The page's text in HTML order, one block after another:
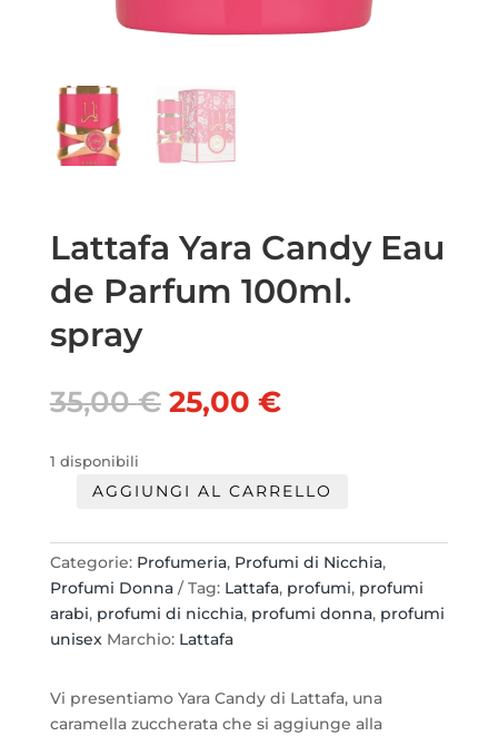
Lattafa Yara Candy Eau
de Parfum 100ml.
spray
35,00€ Il
prezzo
era:
35,00 €.
25,00 €Il
è:
25,00 €.
1 disponibili
Lattafa
Candy
Eau
de
Parfum
quantità
AGGIUNGI AL CARRELLO
Categorie: Profumeria, Profumi di Nicchia,
Profumi Donna
Tag: Lattafa, profumi, profumi
arabi, profumi di nicchia, profumi donna, profumi
unisex Marchio: Lattafa
Vi presentiamo Yara Candy di Lattafa, una
caramella zuccherata che si aggiunge alla